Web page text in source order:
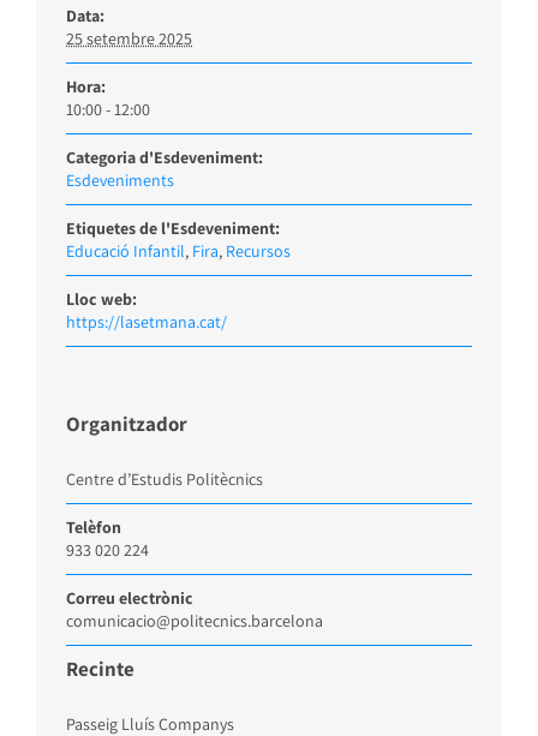
Data:
25 setembre 2025
Hora:
10:00 - 12:00
Categoria d'Esdeveniment:
Esdeveniments
Etiquetes de l'Esdeveniment:
Educació Infantil, Fira, Recursos
Lloc web:
https://lasetmana.cat/
Recinte
Passeig Lluís Companys
Organitzador
Centre d’Estudis Politècnics
Telèfon
933 020 224
Correu electrònic
comunicacio@politecnics.barcelona